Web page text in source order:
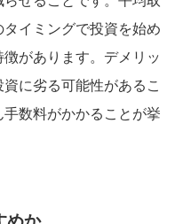
イミングで投資を始め
があります。デメリッ
に劣る可能性があるこ
数料がかかることが挙